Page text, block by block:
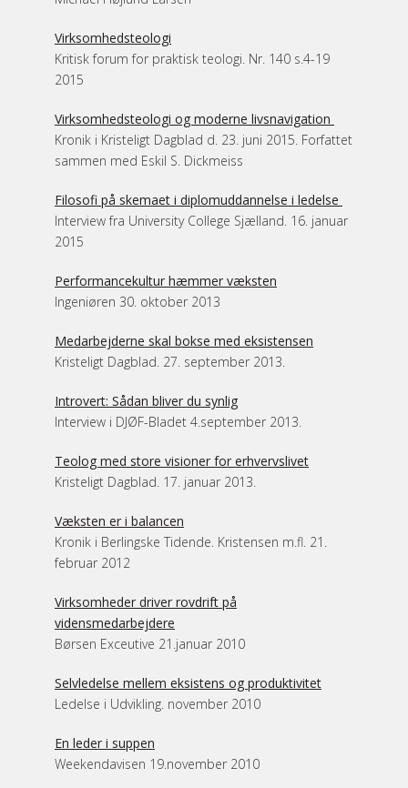
Virksomhedsteologi
Kritisk forum for praktisk teologi. Nr. 140 s.4-19
2015
Virksomhedsteologi og moderne livsnavigation
Kronik i Kristeligt Dagblad d. 23. juni 2015. Forfattet
sammen med Eskil S. Dickmeiss
Filosofi på skemaet i diplomuddannelse i ledelse
Interview fra University College Sjælland. 16. januar
2015
Performancekultur hæmmer væksten
Ingeniøren 30. oktober 2013
Medarbejderne skal bokse med eksistensen
Kristeligt Dagblad. 27. september 2013.
Introvert: Sådan bliver du synlig
Interview i DJØF-Bladet 4.september 2013.
Teolog med store visioner for erhvervslivet
Kristeligt Dagblad. 17. januar 2013.
Væksten er i balancen
Kronik i Berlingske Tidende. Kristensen m.fl. 21.
februar 2012
Virksomheder driver rovdrift på
vidensmedarbejdere
Børsen Exceutive 21.januar 2010
Selvledelse mellem eksistens og produktivitet
Ledelse i Udvikling. november 2010
En leder i suppen
Weekendavisen 19.november 2010